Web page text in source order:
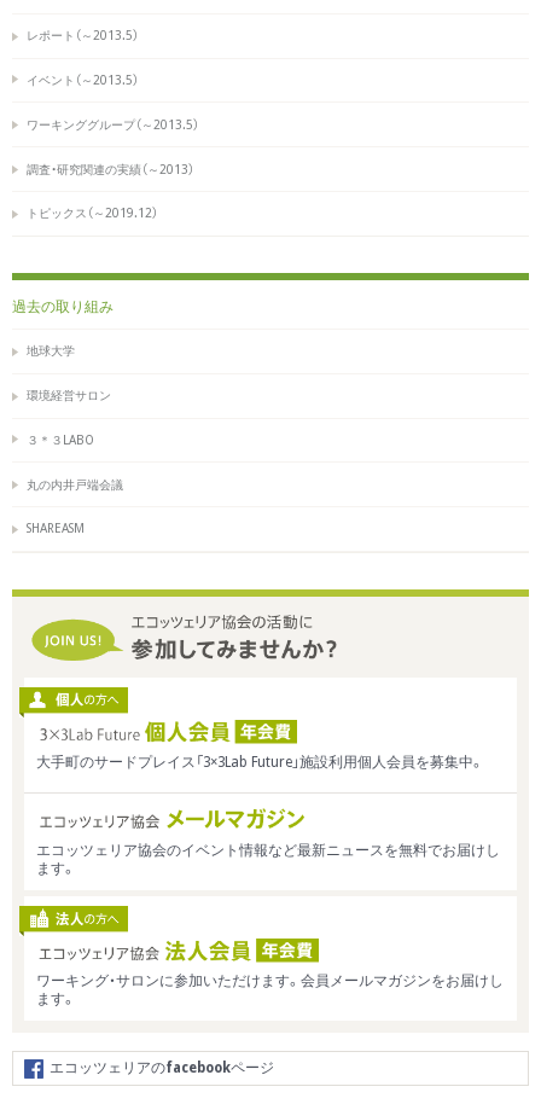
レポート（～2013.5）
イベント（～2013.5）
ワーキンググループ（～2013.5）
調査・研究関連の実績（～2013）
トピックス（～2019.12）
過去の取り組み
地球大学
環境経営サロン
３＊３LABO
丸の内井戸端会議
SHAREASM
大手町のサードプレイス「3×3Lab Future」施設利用個人会員を募集中。
エコッツェリア協会のイベント情報など最新ニュースを無料でお届けし
ます。
ワーキング・サロンに参加いただけます。会員メールマガジンをお届けし
ます。
エコッツェリアのfacebookページ